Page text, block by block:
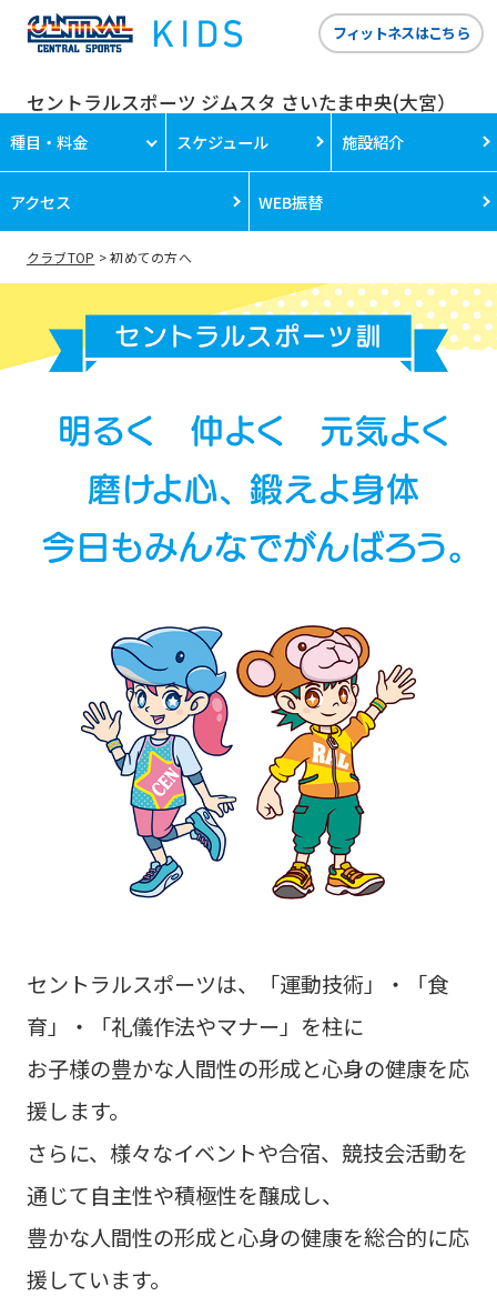
セントラルスポーツ ジムスタ さいたま中央(大宮）
フィットネスはこちら
種目・料金 スケジュール 施設紹介
アクセス WEB振替
クラブTOP 初めての方へ
セントラルスポーツは、「運動技術」・「食
育」・「礼儀作法やマナー」を柱に
お子様の豊かな人間性の形成と心身の健康を応
援します。
さらに、様々なイベントや合宿、競技会活動を
通じて自主性や積極性を醸成し、
豊かな人間性の形成と心身の健康を総合的に応
援しています。